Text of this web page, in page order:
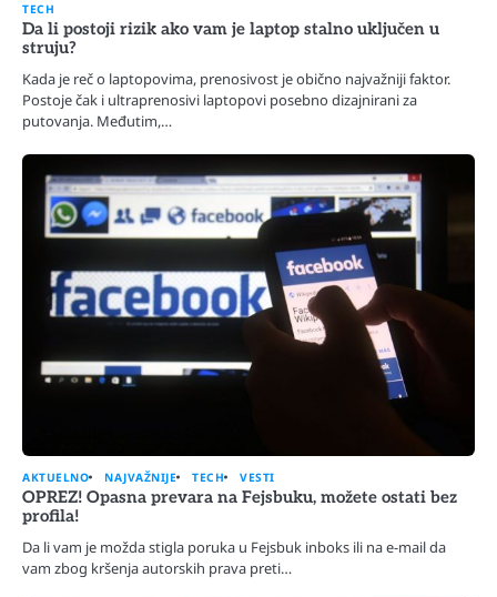
TECH
Da li postoji rizik ako vam je laptop stalno uključen u
struju?
Kada je reč o laptopovima, prenosivost je obično najvažniji faktor.
Postoje čak i ultraprenosivi laptopovi posebno dizajnirani za
putovanja. Međutim,…
AKTUELNO NAJVAŽNIJE TECH VESTI
OPREZ! Opasna prevara na Fejsbuku, možete ostati bez
profila!
Da li vam je možda stigla poruka u Fejsbuk inboks ili na e-mail da
vam zbog kršenja autorskih prava preti…